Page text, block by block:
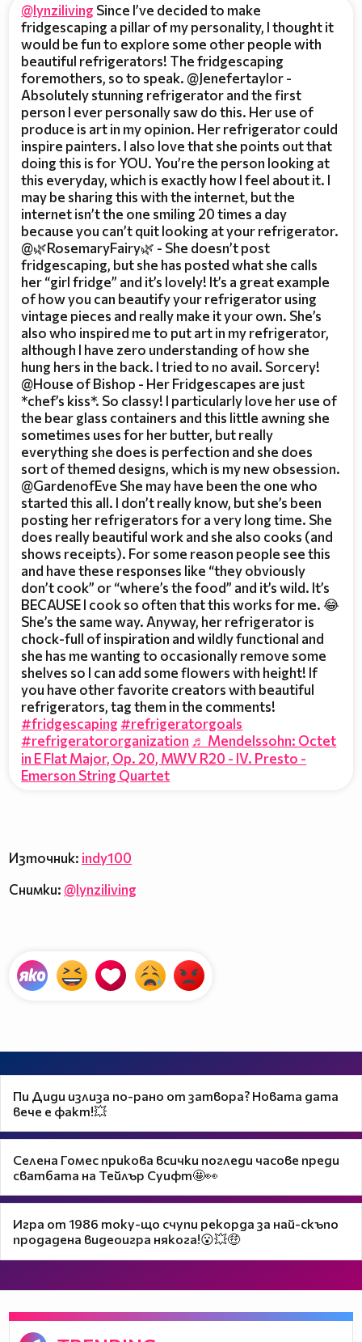
@lynziliving Since I’ve decided to make
fridgescaping a pillar of my personality, I thought it
would be fun to explore some other people with
beautiful refrigerators! The fridgescaping
foremothers, so to speak. @Jenefertaylor -
Absolutely stunning refrigerator and the first
person I ever personally saw do this. Her use of
produce is art in my opinion. Her refrigerator could
inspire painters. I also love that she points out that
doing this is for YOU. You’re the person looking at
this everyday, which is exactly how I feel about it. I
may be sharing this with the internet, but the
internet isn’t the one smiling 20 times a day
because you can’t quit looking at your refrigerator.
@🌿RosemaryFairy🌿 - She doesn’t post
fridgescaping, but she has posted what she calls
her “girl fridge” and it’s lovely! It’s a great example
of how you can beautify your refrigerator using
vintage pieces and really make it your own. She’s
also who inspired me to put art in my refrigerator,
although I have zero understanding of how she
hung hers in the back. I tried to no avail. Sorcery!
@House of Bishop - Her Fridgescapes are just
*chef’s kiss*. So classy! I particularly love her use of
the bear glass containers and this little awning she
sometimes uses for her butter, but really
everything she does is perfection and she does
sort of themed designs, which is my new obsession.
@GardenofEve She may have been the one who
started this all. I don’t really know, but she’s been
posting her refrigerators for a very long time. She
does really beautiful work and she also cooks (and
shows receipts). For some reason people see this
and have these responses like “they obviously
don’t cook” or “where’s the food” and it’s wild. It’s
BECAUSE I cook so often that this works for me. 😂
She’s the same way. Anyway, her refrigerator is
chock-full of inspiration and wildly functional and
she has me wanting to occasionally remove some
shelves so I can add some flowers with height! If
you have other favorite creators with beautiful
refrigerators, tag them in the comments!
#fridgescaping #refrigeratorgoals
#refrigeratororganization ♬ Mendelssohn: Octet
in E Flat Major, Op. 20, MWV R20 - IV. Presto -
Emerson String Quartet
Източник: indy100
Снимки: @lynziliving
Пи Диди излиза по-рано от затвора? Новата дата
вече е факт!💥
Селена Гомес прикова всички погледи часове преди
сватбата на Тейлър Суифт🤩👀
Игра от 1986 току-що счупи рекорда за най-скъпо
продадена видеоигра някога!😮💥🤑